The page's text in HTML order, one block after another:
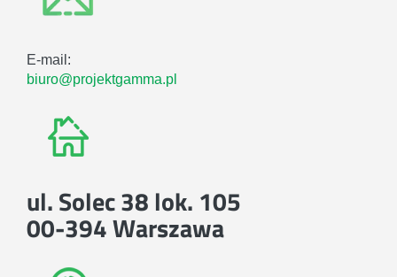
E-mail:
biuro@projektgamma.pl
ul. Solec 38 lok. 105
00-394 Warszawa